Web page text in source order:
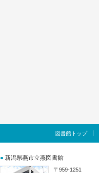
図書館トップ
● 新潟県燕市立燕図書館
〒959-1251